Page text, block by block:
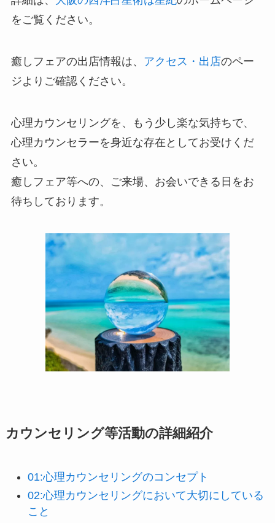
をご覧ください。
癒しフェアの出店情報は、 アクセス・出店のペー
ジよりご確認ください。
心理カウンセリングを、もう少し楽な気持ちで、
心理カウンセラーを身近な存在としてお受けくだ
さい。
癒しフェア等への、ご来場、お会いできる日をお
待ちしております。
カウンセリング等活動の詳細紹介
01:心理カウンセリングのコンセプト
02:心理カウンセリングにおいて大切にしている
こと